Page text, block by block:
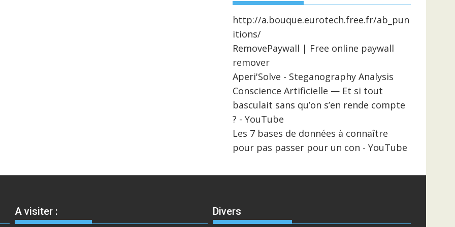
http://a.bouque.eurotech.free.fr/ab_pun
itions/
RemovePaywall | Free online paywall
remover
Aperi'Solve - Steganography Analysis
Conscience Artificielle — Et si tout
basculait sans qu’on s’en rende compte
? - YouTube
Les 7 bases de données à connaître
pour pas passer pour un con - YouTube
A visiter : Divers